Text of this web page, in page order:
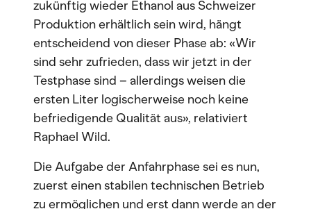
zukünftig wieder Ethanol aus Schweizer
Produktion erhältlich sein wird, hängt
entscheidend von dieser Phase ab: «Wir
sind sehr zufrieden, dass wir jetzt in der
Testphase sind – allerdings weisen die
ersten Liter logischerweise noch keine
befriedigende Qualität aus», relativiert
Raphael Wild.
Die Aufgabe der Anfahrphase sei es nun,
zuerst einen stabilen technischen Betrieb
zu ermöglichen und erst dann werde an der